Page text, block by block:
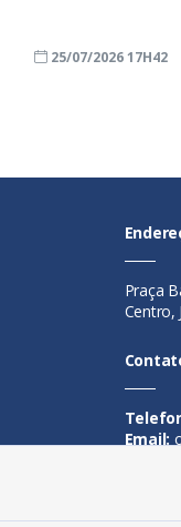
25/07/2026 17H42
Praça
Centro,
Email: